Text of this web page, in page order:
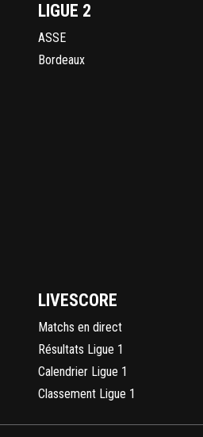
LIGUE 2
ASSE
Bordeaux
LIVESCORE
Matchs en direct
Résultats Ligue 1
Calendrier Ligue 1
Classement Ligue 1